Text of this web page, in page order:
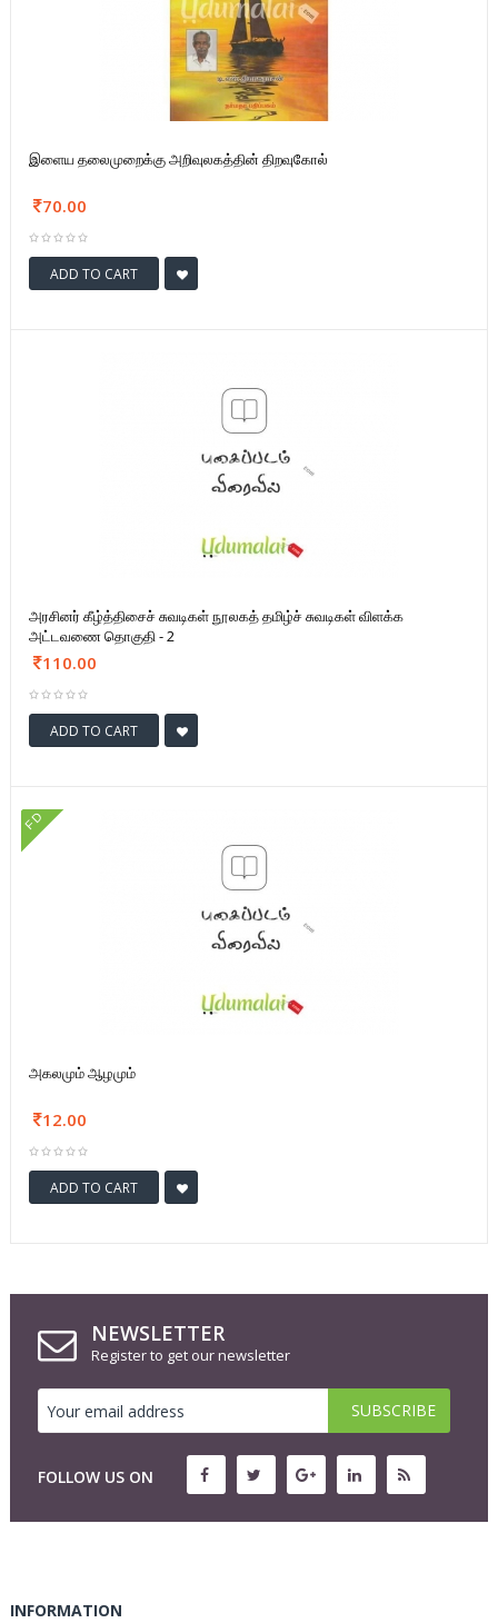
இளைய தலைமுறைக்கு அறிவுலகத்தின் திறவுகோல்
70.00
ADD TO CART
அரசினர் கீழ்த்திசைச் சுவடிகள் நூலகத் தமிழ்ச் சுவடிகள் விளக்க
அட்டவணை தொகுதி - 2
110.00
ADD TO CART
FD
அகலமும் ஆழமும்
12.00
ADD TO CART
NEWSLETTER
Register to get our newsletter
FOLLOW US ON
INFORMATION